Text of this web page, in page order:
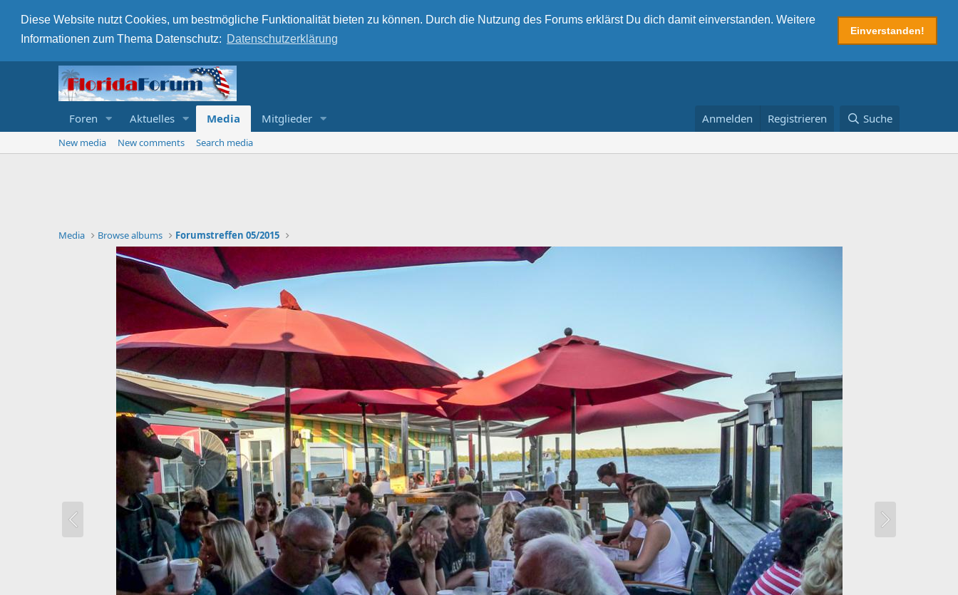
Diese Website nutzt Cookies, um bestmögliche Funktionalität bieten zu können. Durch die Nutzung des Forums erklärst Du dich damit einverstanden. Weitere
Informationen zum Thema Datenschutz: Datenschutzerklärung
Einverstanden!
Foren Aktuelles Media Mitglieder Anmelden Registrieren Suche
New media New comments Search media
Media Browse albums Forumstreffen 05/2015